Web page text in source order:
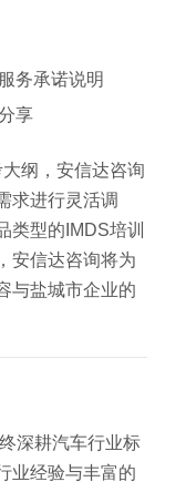
务承诺说明
享
纲，安信达咨询
求进行灵活调
类型的IMDS培训
安信达咨询将为
与盐城市企业的
深耕汽车行业标
业经验与丰富的